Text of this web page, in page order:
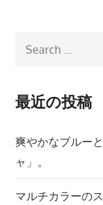
シ
ョ
ン
最近の投稿
爽やかなブルー
ャ」。
マルチカラーの